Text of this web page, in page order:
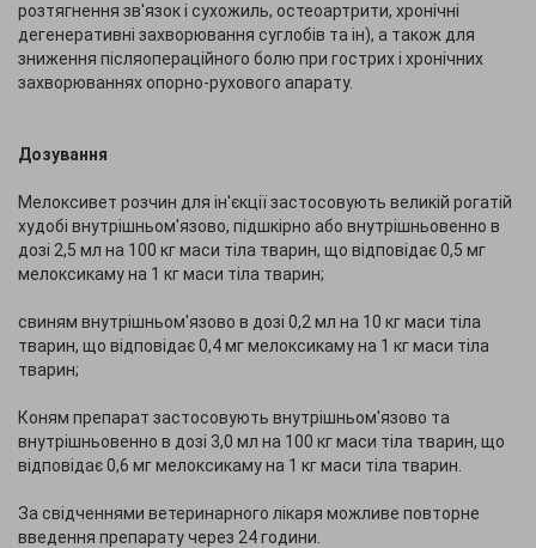
розтягнення зв'язок і сухожиль, остеоартрити, хронічні
дегенеративні захворювання суглобів та ін), а також для
зниження післяопераційного болю при гострих і хронічних
захворюваннях опорно-рухового апарату.
Дозування
Мелоксивет розчин для ін'єкції застосовують великій рогатій
худобі внутрішньом'язово, підшкірно або внутрішньовенно в
дозі 2,5 мл на 100 кг маси тіла тварин, що відповідає 0,5 мг
мелоксикаму на 1 кг маси тіла тварин;
свиням внутрішньом'язово в дозі 0,2 мл на 10 кг маси тіла
тварин, що відповідає 0,4 мг мелоксикаму на 1 кг маси тіла
тварин;
Коням препарат застосовують внутрішньом'язово та
внутрішньовенно в дозі 3,0 мл на 100 кг маси тіла тварин, що
відповідає 0,6 мг мелоксикаму на 1 кг маси тіла тварин.
За свідченнями ветеринарного лікаря можливе повторне
введення препарату через 24 години.